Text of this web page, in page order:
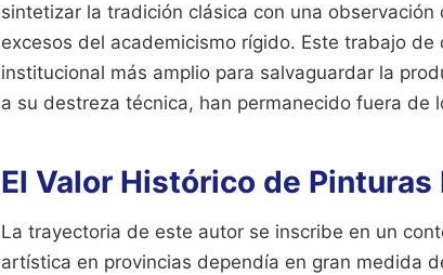
sintetizar la tradición clásica con una
excesos del academicismo rígido. Este trabajo
institucional más amplio para salvaguardar la
a su destreza técnica, han permanecido fuera de
El Valor Histórico de Pinturas
La trayectoria de este autor se inscribe en un
artística en provincias dependía en gran medida